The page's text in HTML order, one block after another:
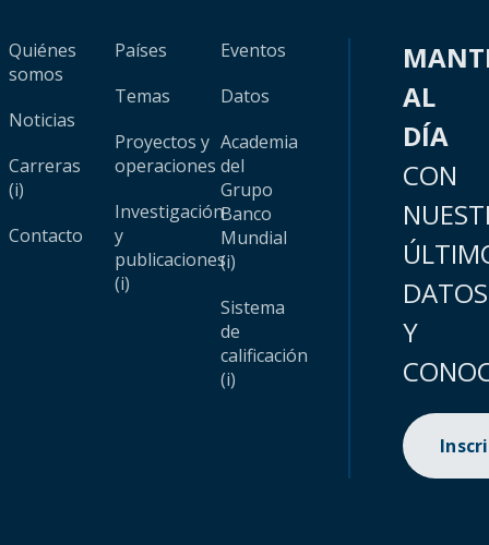
Quiénes
somos
Noticias
Carreras
(i)
Contacto
Países
Temas
Proyectos y
operaciones
Investigación
y
publicaciones
(i)
Eventos
Datos
Academia
del
Grupo
Banco
Mundial
(i)
Sistema
de
calificación
(i)
AL
DÍA
CON
DATOS
Y